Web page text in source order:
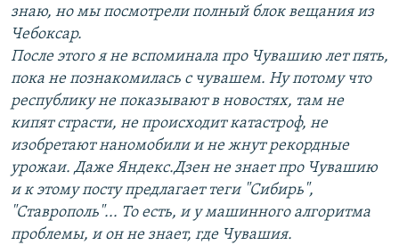
знаю, но мы посмотрели полный блок вещания из
Чебоксар.
После этого я не вспоминала про Чувашию лет пять,
пока не познакомилась с чувашем. Ну потому что
республику не показывают в новостях, там не
кипят страсти, не происходит катастроф, не
изобретают наномобили и не жнут рекордные
урожаи. Даже Яндекс.Дзен не знает про Чувашию
и к этому посту предлагает теги "Сибирь",
"Ставрополь"... То есть, и у машинного алгоритма
проблемы, и он не знает, где Чувашия.